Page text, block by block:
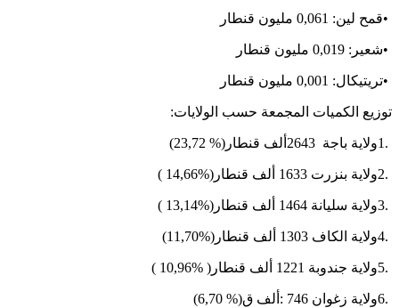
•قمح لين: 0,061 مليون قنطار
•شعير: 0,019 مليون قنطار
•تريتيكال: 0,001 مليون قنطار
توزيع الكميات المجمعة حسب الولايات:
1.ولاية باجة 2643 ألف قنطار (23,72 %)
2.ولاية بنزرت 1633 ألف قنطار ( 14,66%)
3.ولاية سليانة 1464 ألف قنطار ( 13,14%)
4.ولاية الكاف 1303 ألف قنطار (11,70%)
5.ولاية جندوبة 1221 ألف قنطار ( 10,96% )
6.ولاية زغوان : 746 ألف ق(6,70 %)